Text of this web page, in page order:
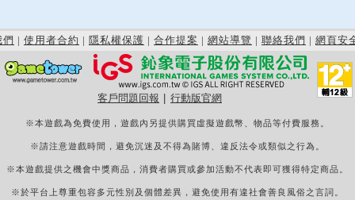
們 | 使用者合約 | 隱私權保護 | 合作提案 | 網站導覽 | 聯絡我們 | 網頁安
客戶問題回報 行動版官網
※本遊戲為免費使用，遊戲內另提供購買虛擬遊戲幣、物品等付費服務。
※請注意遊戲時間，避免沉迷及不得為賭博、違反法令或類似之行為。
※本遊戲提供之機會中獎商品，消費者購買或參加活動不代表即可獲得特定商品。
※於平台上尊重包容多元性別及個體差異，避免使用有違社會善良風俗之言詞。